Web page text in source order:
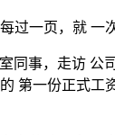
一页，就 一
同事，走访
第一份正式